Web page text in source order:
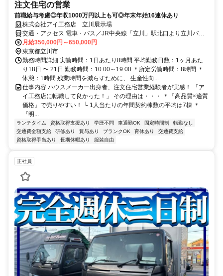
注文住宅の営業
前職給与考慮◎年収1000万円以上も可◎年末年始16連休あり
株式会社アイ工務店 立川展示場
交通・アクセス 電車・バス／JR中央線「立川」駅北口より立川バス
「立川サンシャインパーク前」下車、 多摩都市モノレール「立飛」
駅下車
月給350,000円～650,000円
東京都立川市
勤務時間詳細 実働時間：1日あたり8時間 平均勤務日数：1ヶ月あた
り18日 〜 21日 勤務時間：10:00～19:00 ＊所定労働時間：8時間 ＊
休憩：1時間 残業時間を減らすために、 生産性向...
仕事内容 ハウスメーカー出身者、注文住宅営業経験者が実感！ 「ア
イ工務店に転職して良かった！」 その理由は・・・ ＊『高品質×適質
価格』で売りやすい！ └ 1人当たりの年間契約棟数の平均は7棟 ＊
『明...
ランチタイム 資格取得支援あり 学歴不問 車通勤OK 固定時間制
転勤なし
交通費全額支給
研修あり 賞与あり ブランクOK 育休あり
交通費支給
資格取得手当あり
長期休暇あり 服装自由
正社員